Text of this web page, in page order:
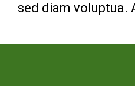
sed diam voluptua.